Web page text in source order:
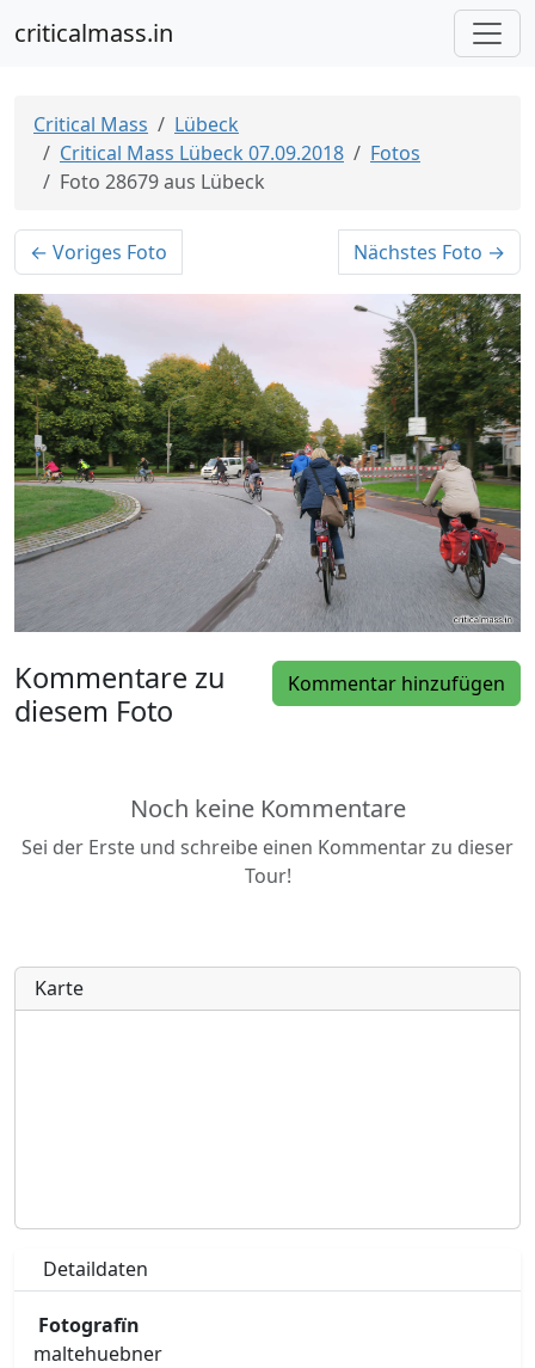
criticalmass.in
Critical Mass
Lübeck
Critical Mass Lübeck 07.09.2018
Fotos
Foto 28679 aus Lübeck
← Voriges Foto Nächstes Foto →
Kommentar hinzufügen
Kommentare zu
diesem Foto
Noch keine Kommentare
Sei der Erste und schreibe einen Kommentar zu dieser
Tour!
Karte
Detaildaten
Fotografïn
maltehuebner